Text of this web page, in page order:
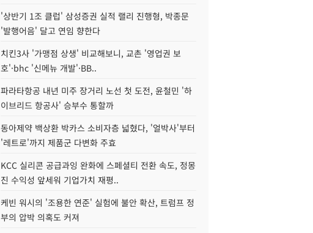
'상반기 1조 클럽' 삼성증권 실적 랠리 진행형, 박종문
'발행어음' 달고 연임 향한다
치킨3사 '가맹점 상생' 비교해보니, 교촌 '영업권 보
호'·bhc '신메뉴 개발'·BB..
파라타항공 내년 미주 장거리 노선 첫 도전, 윤철민 '하
이브리드 항공사' 승부수 통할까
동아제약 백상환 박카스 소비자층 넓혔다, '얼박사'부터
'레트로'까지 제품군 다변화 주효
KCC 실리콘 공급과잉 완화에 스페셜티 전환 속도, 정몽
진 수익성 앞세워 기업가치 재평..
케빈 워시의 '조용한 연준' 실험에 불안 확산, 트럼프 정
부의 압박 의혹도 커져